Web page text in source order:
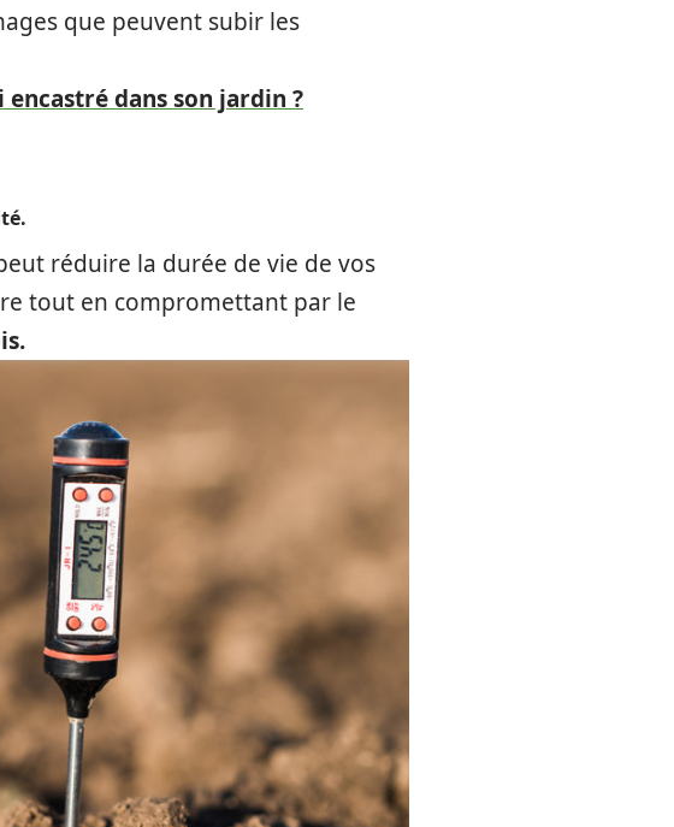
que peuvent subir les
dans son jardin ?
réduire la durée de vie de vos
tout en compromettant par le